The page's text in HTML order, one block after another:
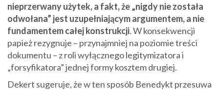
nieprzerwany użytek, a fakt, że „nigdy nie została
odwołana” jest uzupełniającym argumentem, a nie
fundamentem całej konstrukcji. W konsekwencji
papież rezygnuje – przynajmniej na poziomie treści
dokumentu – z roli wyłącznego legitymizatora i
„forsyfikatora” jednej formy kosztem drugiej.
Dekert sugeruje, że w ten sposób Benedykt przesuwa